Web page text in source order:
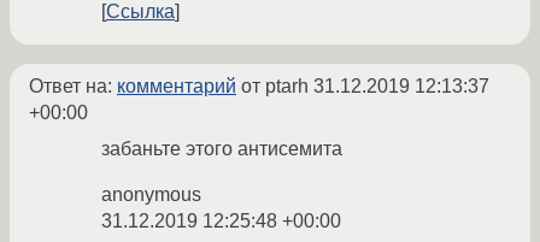
Ссылка
Ответ на: комментарий от ptarh 31.12.2019 12:13:37
+00:00
забаньте этого антисемита
anonymous
31.12.2019 12:25:48 +00:00